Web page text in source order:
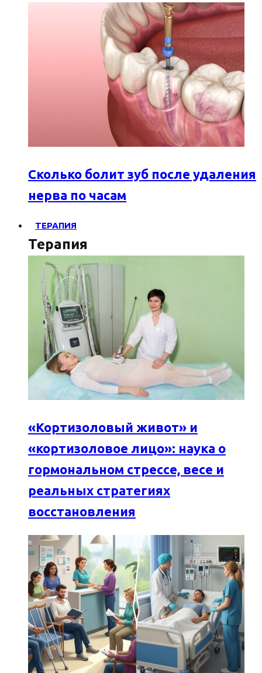
Сколько болит зуб после удаления
нерва по часам
ТЕРАПИЯ
Терапия
«Кортизоловый живот» и
«кортизоловое лицо»: наука о
гормональном стрессе, весе и
реальных стратегиях
восстановления